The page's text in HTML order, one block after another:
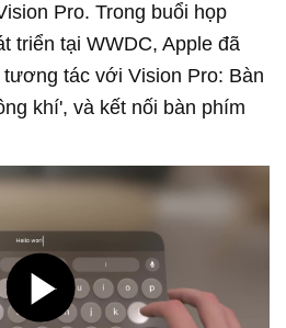
Pro. Trong buổi họp
triển tại WWDC, Apple đã
tác với Vision Pro: Bàn
khí', và kết nối bàn phím